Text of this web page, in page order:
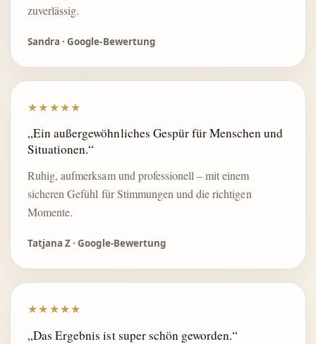
zuverlässig.
Sandra · Google-Bewertung
★★★★★
„Ein außergewöhnliches Gespür für Menschen und
Situationen.“
Ruhig, aufmerksam und professionell – mit einem
sicheren Gefühl für Stimmungen und die richtigen
Momente.
Tatjana Z · Google-Bewertung
★★★★★
„Das Ergebnis ist super schön geworden.“